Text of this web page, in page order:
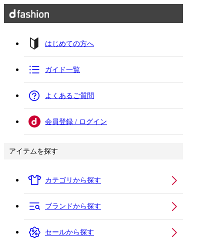
はじめての方へ
ガイド一覧
よくあるご質問
会員登録 / ログイン
アイテムを探す
カテゴリから探す
ブランドから探す
セールから探す